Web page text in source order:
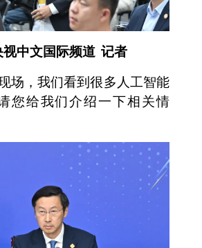
视中文国际频道 记者
场，我们看到很多人工智能
您给我们介绍一下相关情